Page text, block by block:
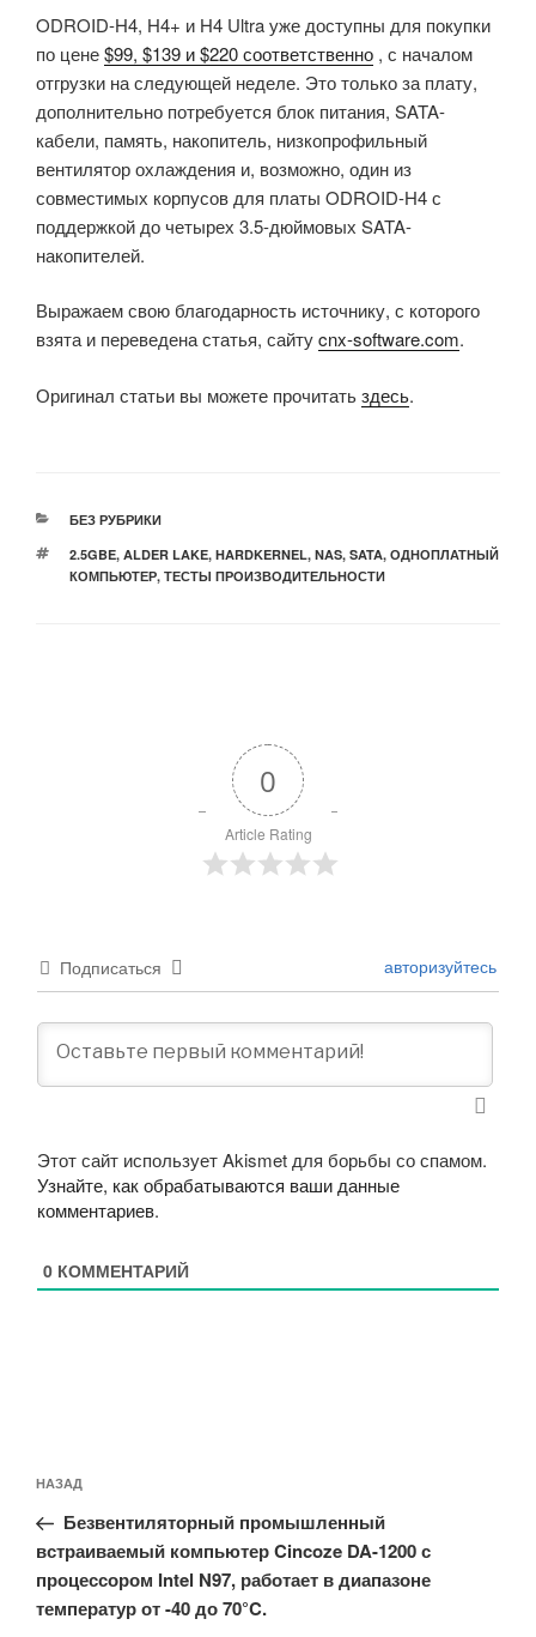
ODROID-H4, H4+ и H4 Ultra уже доступны для покупки
по цене$99, $139 и $220 соответственно , с началом
отгрузки на следующей неделе. Это только за плату,
дополнительно потребуется блок питания, SATA-
кабели, память, накопитель, низкопрофильный
вентилятор охлаждения и, возможно, один из
совместимых корпусов для платы ODROID-H4 с
поддержкой до четырех 3.5-дюймовых SATA-
накопителей.
Выражаем свою благодарность источнику, с которого
взята и переведена статья, сайтуcnx-software.com.
Оригинал статьи вы можете прочитатьздесь.
РУБРИКИ
БЕЗ РУБРИКИ
МЕТКИ
2.5GBE, ALDER LAKE, HARDKERNEL, NAS, SATA, ОДНОПЛАТНЫЙ
КОМПЬЮТЕР, ТЕСТЫ ПРОИЗВОДИТЕЛЬНОСТИ
0
Article Rating
Подписаться авторизуйтесь
Этот сайт использует Akismet для борьбы со спамом.
Узнайте, как обрабатываются ваши данные
комментариев.
0 КОММЕНТАРИЙ
по
записям
Предыдущая
запись:
НАЗАД
Безвентиляторный промышленный
встраиваемый компьютер Cincoze DA-1200 с
процессором Intel N97, работает в диапазоне
температур от -40 до 70°C.